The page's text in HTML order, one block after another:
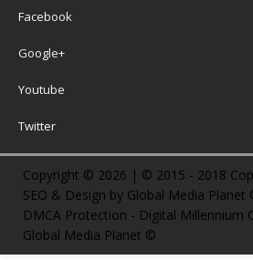
Facebook
Google+
Youtube
Twitter
Copyright © 2026 | © 2015 - 2018
SEO & Design by Global Media Planet
DMCA Protection - Digital Millennium
Global Media Planet ©